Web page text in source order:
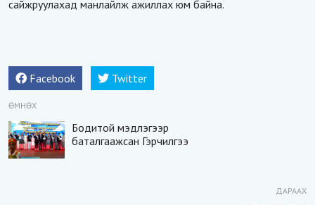
сайжруулахад манлайлж ажиллах юм байна.
Facebook Twitter
ӨМНӨХ
Бодитой мэдлэгээр
баталгаажсан Гэрчилгээ
ДАРААХ